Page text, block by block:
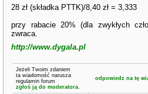
28 zł (składka PTTK)/8,40 zł = 3,333
przy rabacie 20% (dla zwykłych
zwraca.
http://www.dygala.pl
Jeżeli Twoim zdaniem
ta wiadomość narusza
regulamin forum
zgłoś ją do moderatora.
odpowiedz na tę